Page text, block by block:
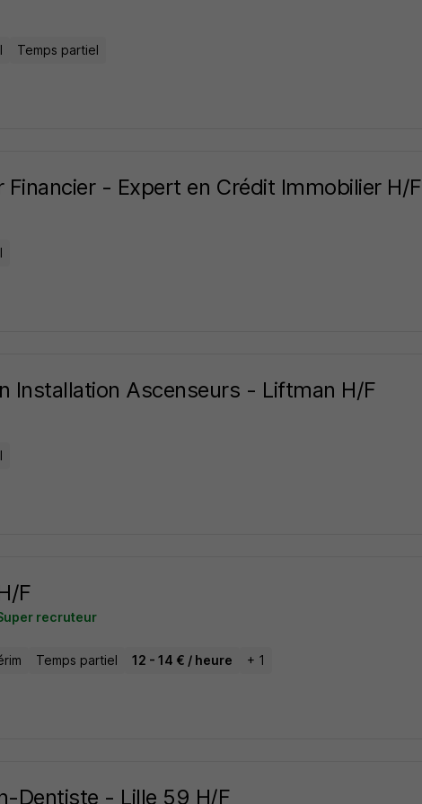
Temps partiel
Financier - Expert en Crédit Immobilier H/F
Installation Ascenseurs - Liftman H/F
F
recruteur
Temps partiel 12 - 14 € / heure + 1
Dentiste - Lille 59 H/F